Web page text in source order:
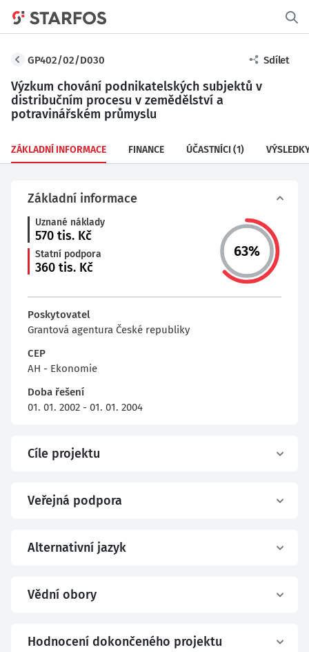
GP402/02/D030 Sdílet
Výzkum chování podnikatelských subjektů v
distribučním procesu v zemědělství a
potravinářském průmyslu
ZÁKLADNÍ INFORMACE FINANCE ÚČASTNÍCI (1)
Základní informace
Uznané náklady
570 tis. Kč
Statní podpora
360 tis. Kč
63%
Poskytovatel
Grantová agentura České republiky
CEP
AH - Ekonomie
Doba řešení
01. 01. 2002 - 01. 01. 2004
Cíle projektu
Veřejná podpora
Alternativní jazyk
Vědní obory
Hodnocení dokončeného projektu